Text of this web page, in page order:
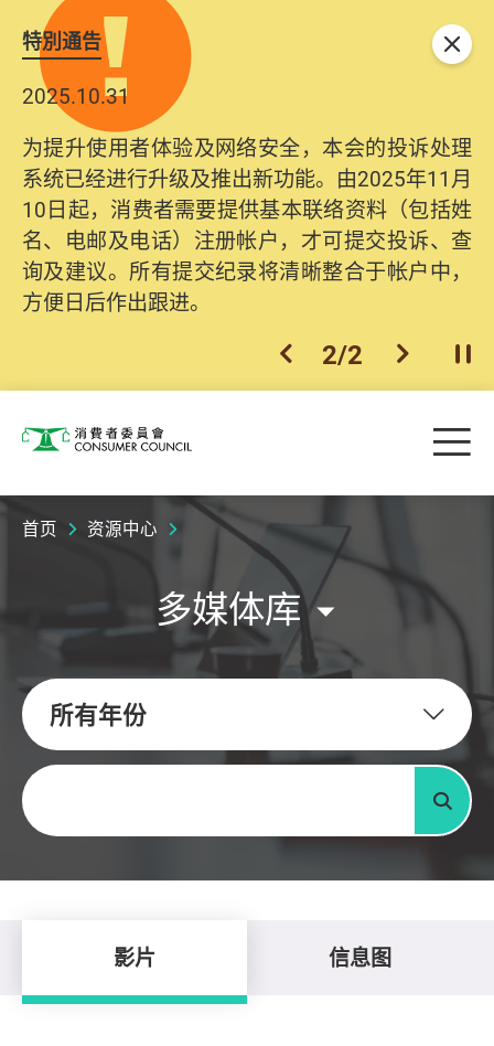
特別通告
2025.10.31
为提升使用者体验及网络安全，本会的投诉处理
系统已经进行升级及推出新功能。由2025年11月
10日起，消费者需要提供基本联络资料（包括姓
名、电邮及电话）注册帐户，才可提交投诉、查
询及建议。所有提交纪录将清晰整合于帐户中，
方便日后作出跟进。
上一个
2/2 下一个开
关闭
消费者委员会 目
首页 资源中心
多媒体库
所有年份
关键字
搜寻
影片 信息图